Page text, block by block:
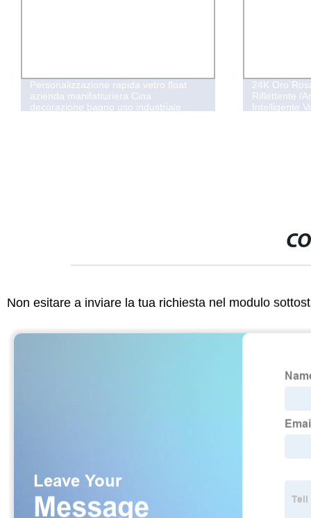
24K Oro Rosa Oceano Blu Scuro
Riflettente /Arte /Galleggiante
Intelligente Vetro Solare Temperabile
4mm 5mm
Colorato Blu
Trasparente
Non esitare a inviare la tua richiesta nel modulo